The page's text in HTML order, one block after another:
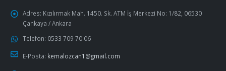
Adres: Kızılırmak Mah. 1450. Sk. ATM İş Merkezi No: 1/82, 06530
Çankaya / Ankara
Telefon: 0533 709 70 06
E-Posta: kemalozcan1@gmail.com